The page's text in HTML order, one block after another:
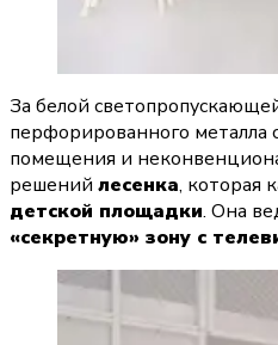
За белой
перфорированного металла
помещения и
решений лесенка, которая
детской площадки
«секретную» зону с